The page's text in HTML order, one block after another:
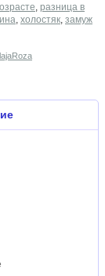
, разница в
, холостяк, замуж